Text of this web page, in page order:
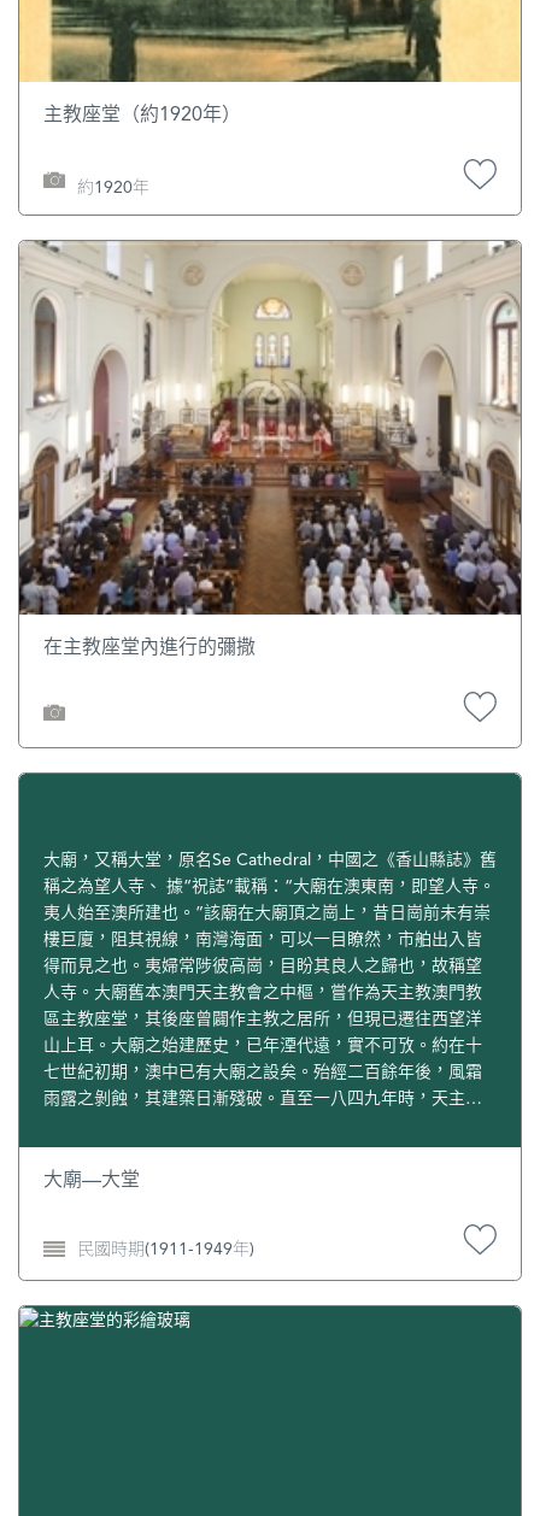
主教座堂（約1920年）
約1920年
在主教座堂內進行的彌撒
大廟，又稱大堂，原名Se Cathedral，中國之《香山縣誌》舊
稱之為望人寺、 據“祝誌”載稱：“大廟在澳東南，即望人寺。
夷人始至澳所建也。”該廟在大廟頂之崗上，昔日崗前未有崇
樓巨廈，阻其視線，南灣海面，可以一目瞭然，市舶出入皆
得而見之也。夷婦常陟彼高崗，目盼其良人之歸也，故稱望
人寺。大廟舊本澳門天主教會之中樞，嘗作為天主教澳門教
區主教座堂，其後座曾闢作主教之居所，但現已遷往西望洋
山上耳。大廟之始建歷史，已年湮代遠，實不可攷。約在十
七世紀初期，澳中已有大廟之設矣。殆經二百餘年後，風霜
雨露之剝蝕，其建築日漸殘破。直至一八四九年時，天主教
一八五零年二月十四日，由澳門主教馬大主教Dom J.da
Matta主持初祀典禮。可惜當時建築，仍是沿用木料，難以耐
築。從此鐘樓對峙，十字高支，堂皇矞麗，聞是次建築費曾
耗去十萬零九千元云。《澳門雜詩》中，有詠大廟者云：“大
廟最始建，歲首迎耶穌，前導十字架，僧徒持咒珠。”大廟，
在澳門各天主教堂中，雖非最大，所以被稱為大廟者，以奉
大廟—大堂
民國時期(1911-1949年)